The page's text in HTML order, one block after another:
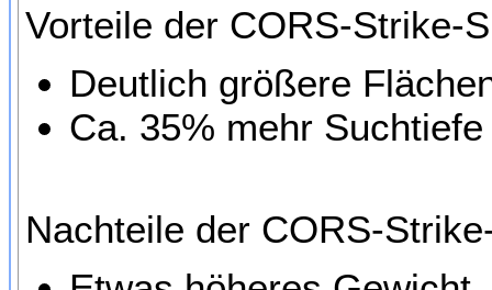
Vorteile der CORS-Strike-
Deutlich größere
Ca. 35% mehr
Nachteile der CORS-